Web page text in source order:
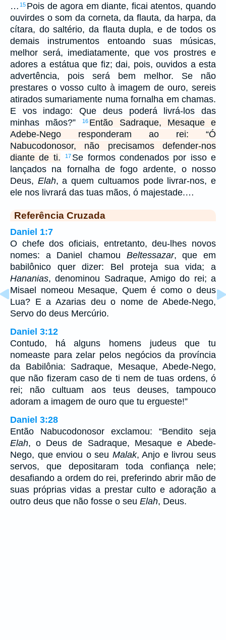
… 15 Pois de agora em diante, ficai atentos, quando
ouvirdes o som da corneta, da flauta, da harpa, da
cítara, do saltério, da flauta dupla, e de todos os
demais instrumentos entoando suas músicas,
melhor será, imediatamente, que vos prostres e
adores a estátua que fiz; dai, pois, ouvidos a esta
advertência, pois será bem melhor. Se não
prestares o vosso culto à imagem de ouro, sereis
atirados sumariamente numa fornalha em chamas.
E vos indago: Que deus poderá livrá-los das
minhas mãos?”
16 Então Sadraque, Mesaque e
Adebe-Nego responderam ao rei: “Ó
Nabucodonosor, não precisamos defender-nos
diante de ti.
17 Se formos condenados por isso e
lançados na fornalha de fogo ardente, o nosso
Deus, Elah, a quem cultuamos pode livrar-nos, e
ele nos livrará das tuas mãos, ó majestade.…
Referência Cruzada
Daniel 1:7
O chefe dos oficiais, entretanto, deu-lhes novos
nomes: a Daniel chamou Beltessazar, que em
babilônico quer dizer: Bel proteja sua vida; a
Hananias, denominou Sadraque, Amigo do rei; a
Misael nomeou Mesaque, Quem é como o deus
Lua? E a Azarias deu o nome de Abede-Nego,
Servo do deus Mercúrio.
Daniel 3:12
Contudo, há alguns homens judeus que tu
nomeaste para zelar pelos negócios da província
da Babilônia: Sadraque, Mesaque, Abede-Nego,
que não fizeram caso de ti nem de tuas ordens, ó
rei; não cultuam aos teus deuses, tampouco
adoram a imagem de ouro que tu ergueste!”
Daniel 3:28
Então Nabucodonosor exclamou: “Bendito seja
Elah, o Deus de Sadraque, Mesaque e Abede-
Nego, que enviou o seu Malak, Anjo e livrou seus
servos, que depositaram toda confiança nele;
desafiando a ordem do rei, preferindo abrir mão de
suas próprias vidas a prestar culto e adoração a
outro deus que não fosse o seu Elah, Deus.